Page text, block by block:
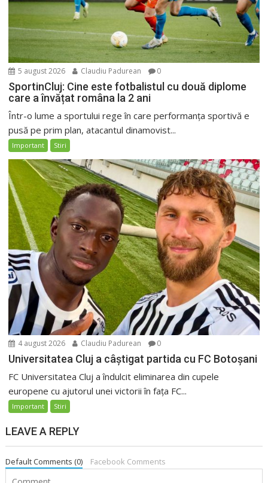
5 august 2026 Claudiu Padurean 0
SportinCluj: Cine este fotbalistul cu două diplome
care a învățat româna la 2 ani
Într-o lume a sportului rege în care performanța sportivă e
pusă pe prim plan, atacantul dinamovist...
Important Stiri
4 august 2026 Claudiu Padurean 0
Universitatea Cluj a câștigat partida cu FC Botoșani
FC Universitatea Cluj a îndulcit eliminarea din cupele
europene cu ajutorul unei victorii în fața FC...
Important Stiri
LEAVE A REPLY
Default Comments (0) Facebook Comments